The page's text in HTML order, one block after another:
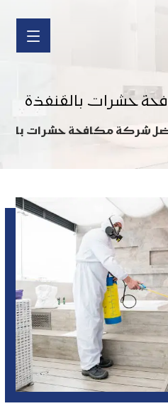
حشرات بالقنفذة
شركة مكافحة حشرات